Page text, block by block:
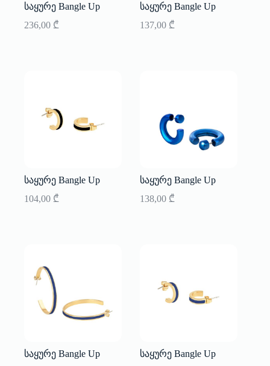
საყურე Bangle Up
236,00 ₾
საყურე Bangle Up
137,00 ₾
საყურე Bangle Up
104,00 ₾
საყურე Bangle Up
138,00 ₾
საყურე Bangle Up
საყურე Bangle Up